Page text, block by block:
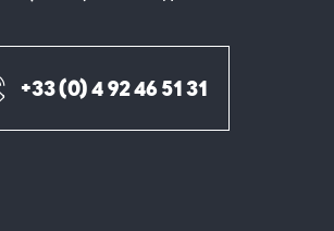
+33 (0) 4 92 46 51 31